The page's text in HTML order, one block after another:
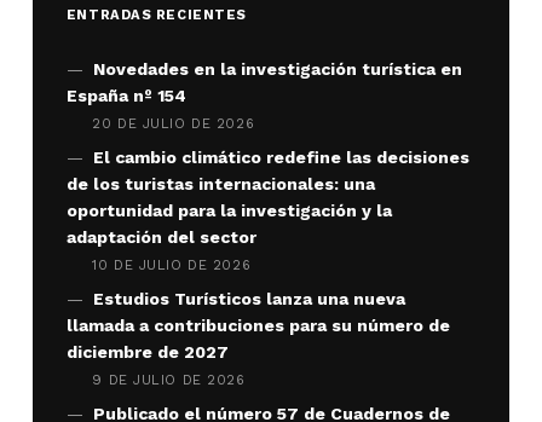
ENTRADAS RECIENTES
Novedades en la investigación turística en
España nº 154
20 DE JULIO DE 2026
El cambio climático redefine las decisiones
de los turistas internacionales: una
oportunidad para la investigación y la
adaptación del sector
10 DE JULIO DE 2026
Estudios Turísticos lanza una nueva
llamada a contribuciones para su número de
diciembre de 2027
9 DE JULIO DE 2026
Publicado el número 57 de Cuadernos de